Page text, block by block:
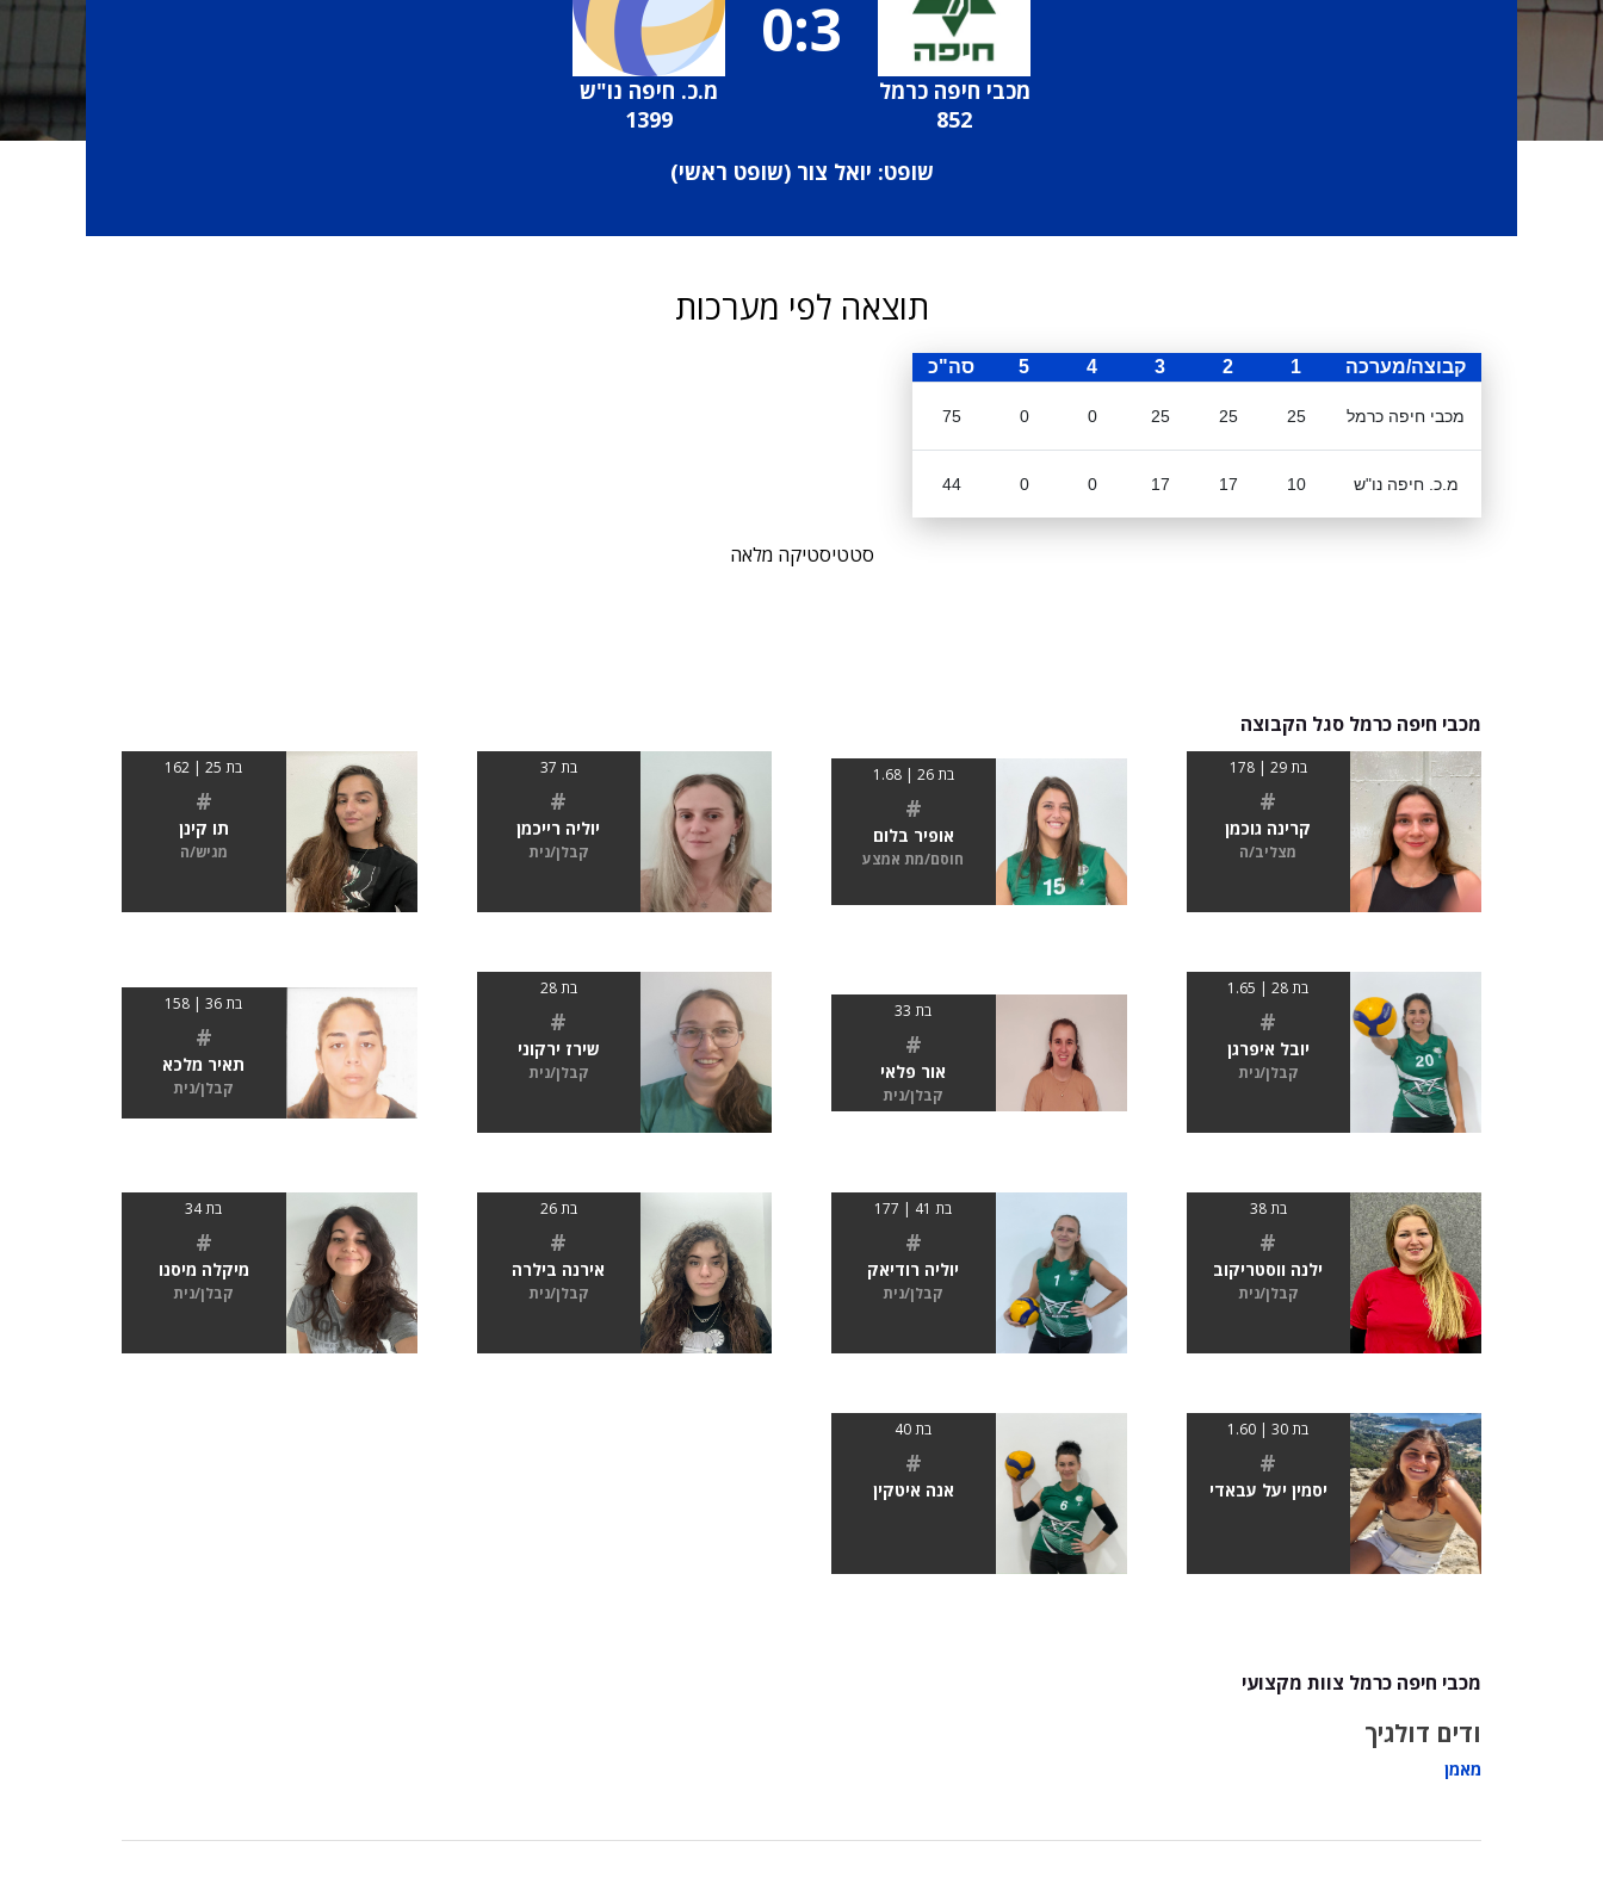
מכבי חיפה כרמל
852
0:3
מ.כ. חיפה נו"ש
1399
שופט: יואל צור (שופט ראשי)
תוצאה לפי מערכות
קבוצה/מערכה 1
2
3
4
5 סה"כ
מכבי חיפה כרמל 25
25
25
0
0
75
מ.כ. חיפה נו"ש 10
17
17
0
0
44
סטטיסטיקה מלאה
מכבי חיפה כרמל סגל הקבוצה
בת 29 | 178
#
קרינה גוכמן
מצליב/ה
בת 26 | 1.68
#
אופיר בלום
חוסם/מת אמצע
בת 37
#
יוליה רייכמן
קבלן/נית
בת 25 | 162
#
תו קינן
מגיש/ה
בת 28 | 1.65
#
יובל איפרגן
קבלן/נית
בת 33
#
אור פלאי
קבלן/נית
בת 28
#
שירז ירקוני
קבלן/נית
בת 36 | 158
#
תאיר מלכא
קבלן/נית
בת 38
#
ילנה ווסטריקוב
קבלן/נית
בת 41 | 177
#
יוליה רודיאק
קבלן/נית
בת 26
#
אירנה בילרה
קבלן/נית
בת 34
#
מיקלה מיסנו
קבלן/נית
בת 30 | 1.60
#
יסמין יעל עבאדי
בת 40
#
אנה איטקין
מכבי חיפה כרמל צוות מקצועי
ודים דולגיך
מאמן